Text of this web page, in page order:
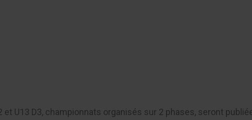
et U13 D3, championnats organisés sur 2 phases, seront